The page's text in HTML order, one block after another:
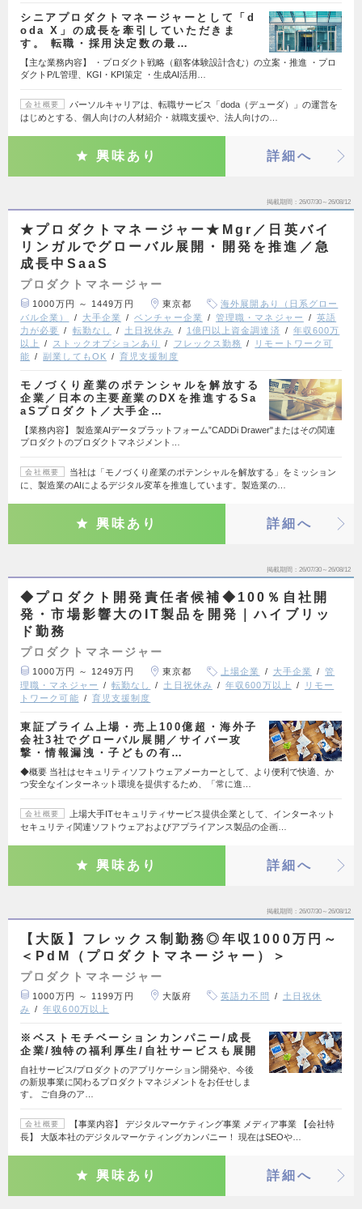
シニアプロダクトマネージャーとして「d
oda X」の成長を牽引していただきま
す。 転職・採用決定数の最…
【主な業務内容】 ・プロダクト戦略（顧客体験設計含む）の立案・推進 ・プロ
ダクトP/L管理、KGI・KPI策定 ・生成AI活用…
会社概要
パーソルキャリアは、転職サービス「doda（デューダ）」の運営を
はじめとする、個人向けの人材紹介・就職支援や、法人向けの…
興味あり 詳細へ
掲載期間 26/07/30～26/08/12
★プロダクトマネージャー★Mgr／日英バイ
リンガルでグローバル展開・開発を推進／急
成長中SaaS
プロダクトマネージャー
1000万円 ～ 1449万円 東京都
海外展開あり（日系グロー
バル企業）
大手企業 ベンチャー企業 管理職・マネジャー
英語
力が必要
転勤なし 土日祝休み 1億円以上資金調達済
年収600万
以上
ストックオプションあり フレックス勤務
リモートワーク可
能
副業してもOK 育児支援制度
モノづくり産業のポテンシャルを解放する
企業／日本の主要産業のDXを推進するSa
aSプロダクト／大手企…
【業務内容】 製造業AIデータプラットフォーム”CADDi Drawer"またはその関連
プロダクトのプロダクトマネジメント…
会社概要
当社は「モノづくり産業のポテンシャルを解放する」をミッション
に、製造業のAIによるデジタル変革を推進しています。製造業の…
興味あり 詳細へ
掲載期間 26/07/30～26/08/12
◆プロダクト開発責任者候補◆100％自社開
発・市場影響大のIT製品を開発｜ハイブリッ
ド勤務
プロダクトマネージャー
1000万円 ～ 1249万円 東京都 上場企業 大手企業
管
理職・マネジャー
転勤なし 土日祝休み 年収600万以上
リモー
トワーク可能
育児支援制度
東証プライム上場・売上100億超・海外子
会社3社でグローバル展開／サイバー攻
撃・情報漏洩・子どもの有…
◆概要 当社はセキュリティソフトウェアメーカーとして、より便利で快適、か
つ安全なインターネット環境を提供するため、「常に進…
会社概要
上場大手ITセキュリティサービス提供企業として、インターネット
セキュリティ関連ソフトウェアおよびアプライアンス製品の企画…
興味あり 詳細へ
掲載期間 26/07/30～26/08/12
【大阪】フレックス制勤務◎年収1000万円～
＜PdM（プロダクトマネージャー）＞
プロダクトマネージャー
1000万円 ～ 1199万円 大阪府 英語力不問
土日祝休
み
年収600万以上
※ベストモチベーションカンパニー/成長
企業/独特の福利厚生/自社サービスも展開
自社サービス/プロダクトのアプリケーション開発や、今後
の新規事業に関わるプロダクトマネジメントをお任せしま
す。 ご自身のア…
会社概要
【事業内容】 デジタルマーケティング事業 メディア事業 【会社特
長】 大阪本社のデジタルマーケティングカンパニー！ 現在はSEOや…
興味あり 詳細へ